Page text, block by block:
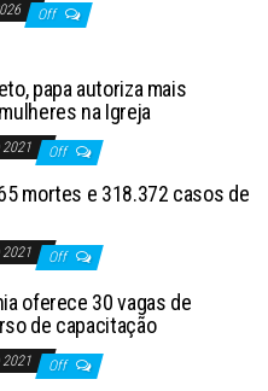
Off
papa autoriza mais
na Igreja
2021 Off
mortes e 318.372 casos de
2021 Off
oferece 30 vagas de
de capacitação
2021 Off